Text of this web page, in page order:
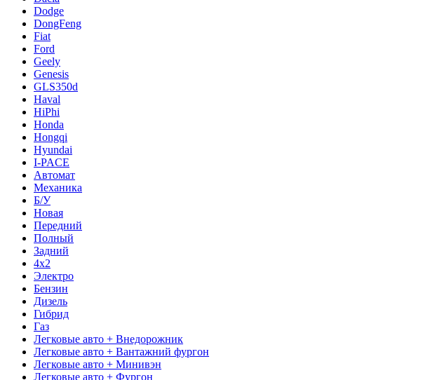
Dodge
DongFeng
Fiat
Ford
Geely
Genesis
GLS350d
Haval
HiPhi
Honda
Hongqi
Hyundai
I-PACE
Автомат
Механика
Б/У
Новая
Передний
Полный
Задний
4x2
Электро
Бензин
Дизель
Гибрид
Газ
Легковые авто + Внедорожник
Легковые авто + Вантажний фургон
Легковые авто + Минивэн
Легковые авто + Фургон